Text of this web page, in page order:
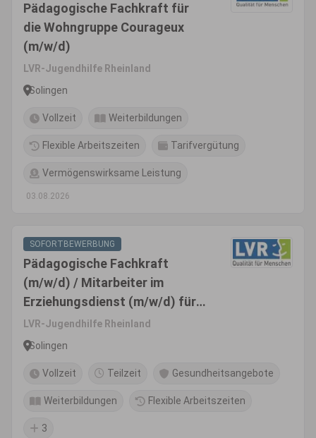
Pädagogische Fachkraft für
die Wohngruppe Courageux
(m/w/d)
LVR-Jugendhilfe Rheinland
Solingen
Vollzeit Weiterbildungen
Flexible Arbeitszeiten Tarifvergütung
Vermögenswirksame Leistung
03.08.2026
SOFORTBEWERBUNG
Pädagogische Fachkraft
(m/w/d) / Mitarbeiter im
Erziehungsdienst (m/w/d) für
eine Einzelpädagogische
Maßnahme in Vollzeit / Teilzeit
LVR-Jugendhilfe Rheinland
Solingen
Vollzeit Teilzeit Gesundheitsangebote
Weiterbildungen Flexible Arbeitszeiten
3